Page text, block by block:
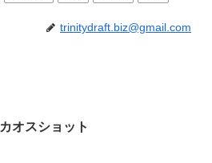
trinitydraft.biz@gmail.com
カオスショット